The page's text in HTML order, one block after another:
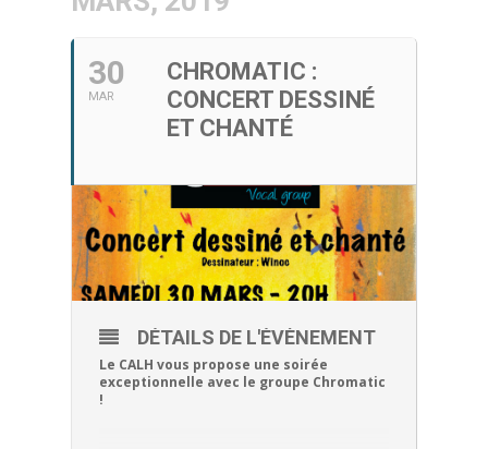
30
MAR
CHROMATIC :
CONCERT DESSINÉ
ET CHANTÉ
DÉTAILS DE L'ÉVÈNEMENT
Le CALH vous propose une soirée
exceptionnelle avec le groupe Chromatic
!